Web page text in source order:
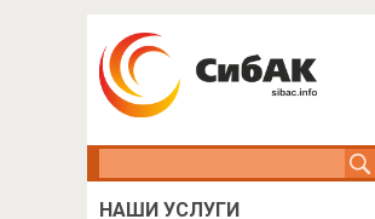
НАШИ УСЛУГИ